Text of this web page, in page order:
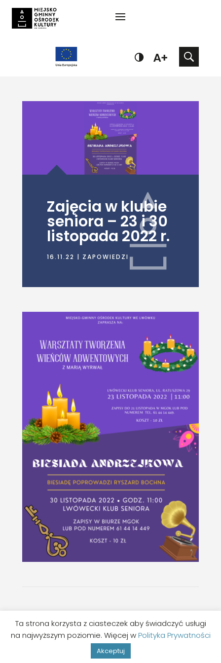
Zajęcia w klubie
seniora – 23 i 30
listopada 2022 r.
16.11.22 | ZAPOWIEDZI
Wykonanie:Studio Hello
Ta strona korzysta z ciasteczek aby świadczyć usługi
na najwyższym poziomie. Więcej wPolityka Prywatności
Akceptuj